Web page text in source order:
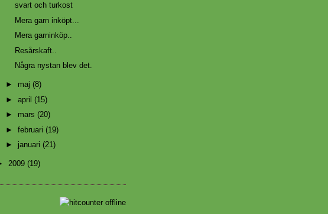
svart och turkost
Mera garn inköpt...
Mera garninköp..
Resårskaft..
Några nystan blev det.
► maj (8)
► april (15)
► mars (20)
► februari (19)
► januari (21)
2009 (19)